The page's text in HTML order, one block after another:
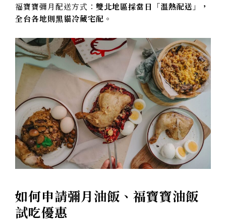
福寶寶彌月配送方式： 雙北地區採當日「溫熱配送」，
全台各地則黑貓冷藏宅配 。
如何申請彌月油飯、福寶寶油飯
試吃優惠